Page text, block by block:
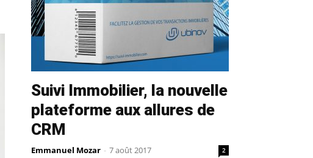
Suivi Immobilier, la nouvelle
plateforme aux allures de
CRM
Emmanuel Mozar - 7 août 2017 2